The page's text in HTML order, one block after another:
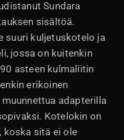
Sundara
sisältöä.
suuri kuljetuskotelo ja
jossa on kuitenkin
asteen kulmaliitin
erikoinen
adapterilla
Kotelokin on
koska sitä ei ole